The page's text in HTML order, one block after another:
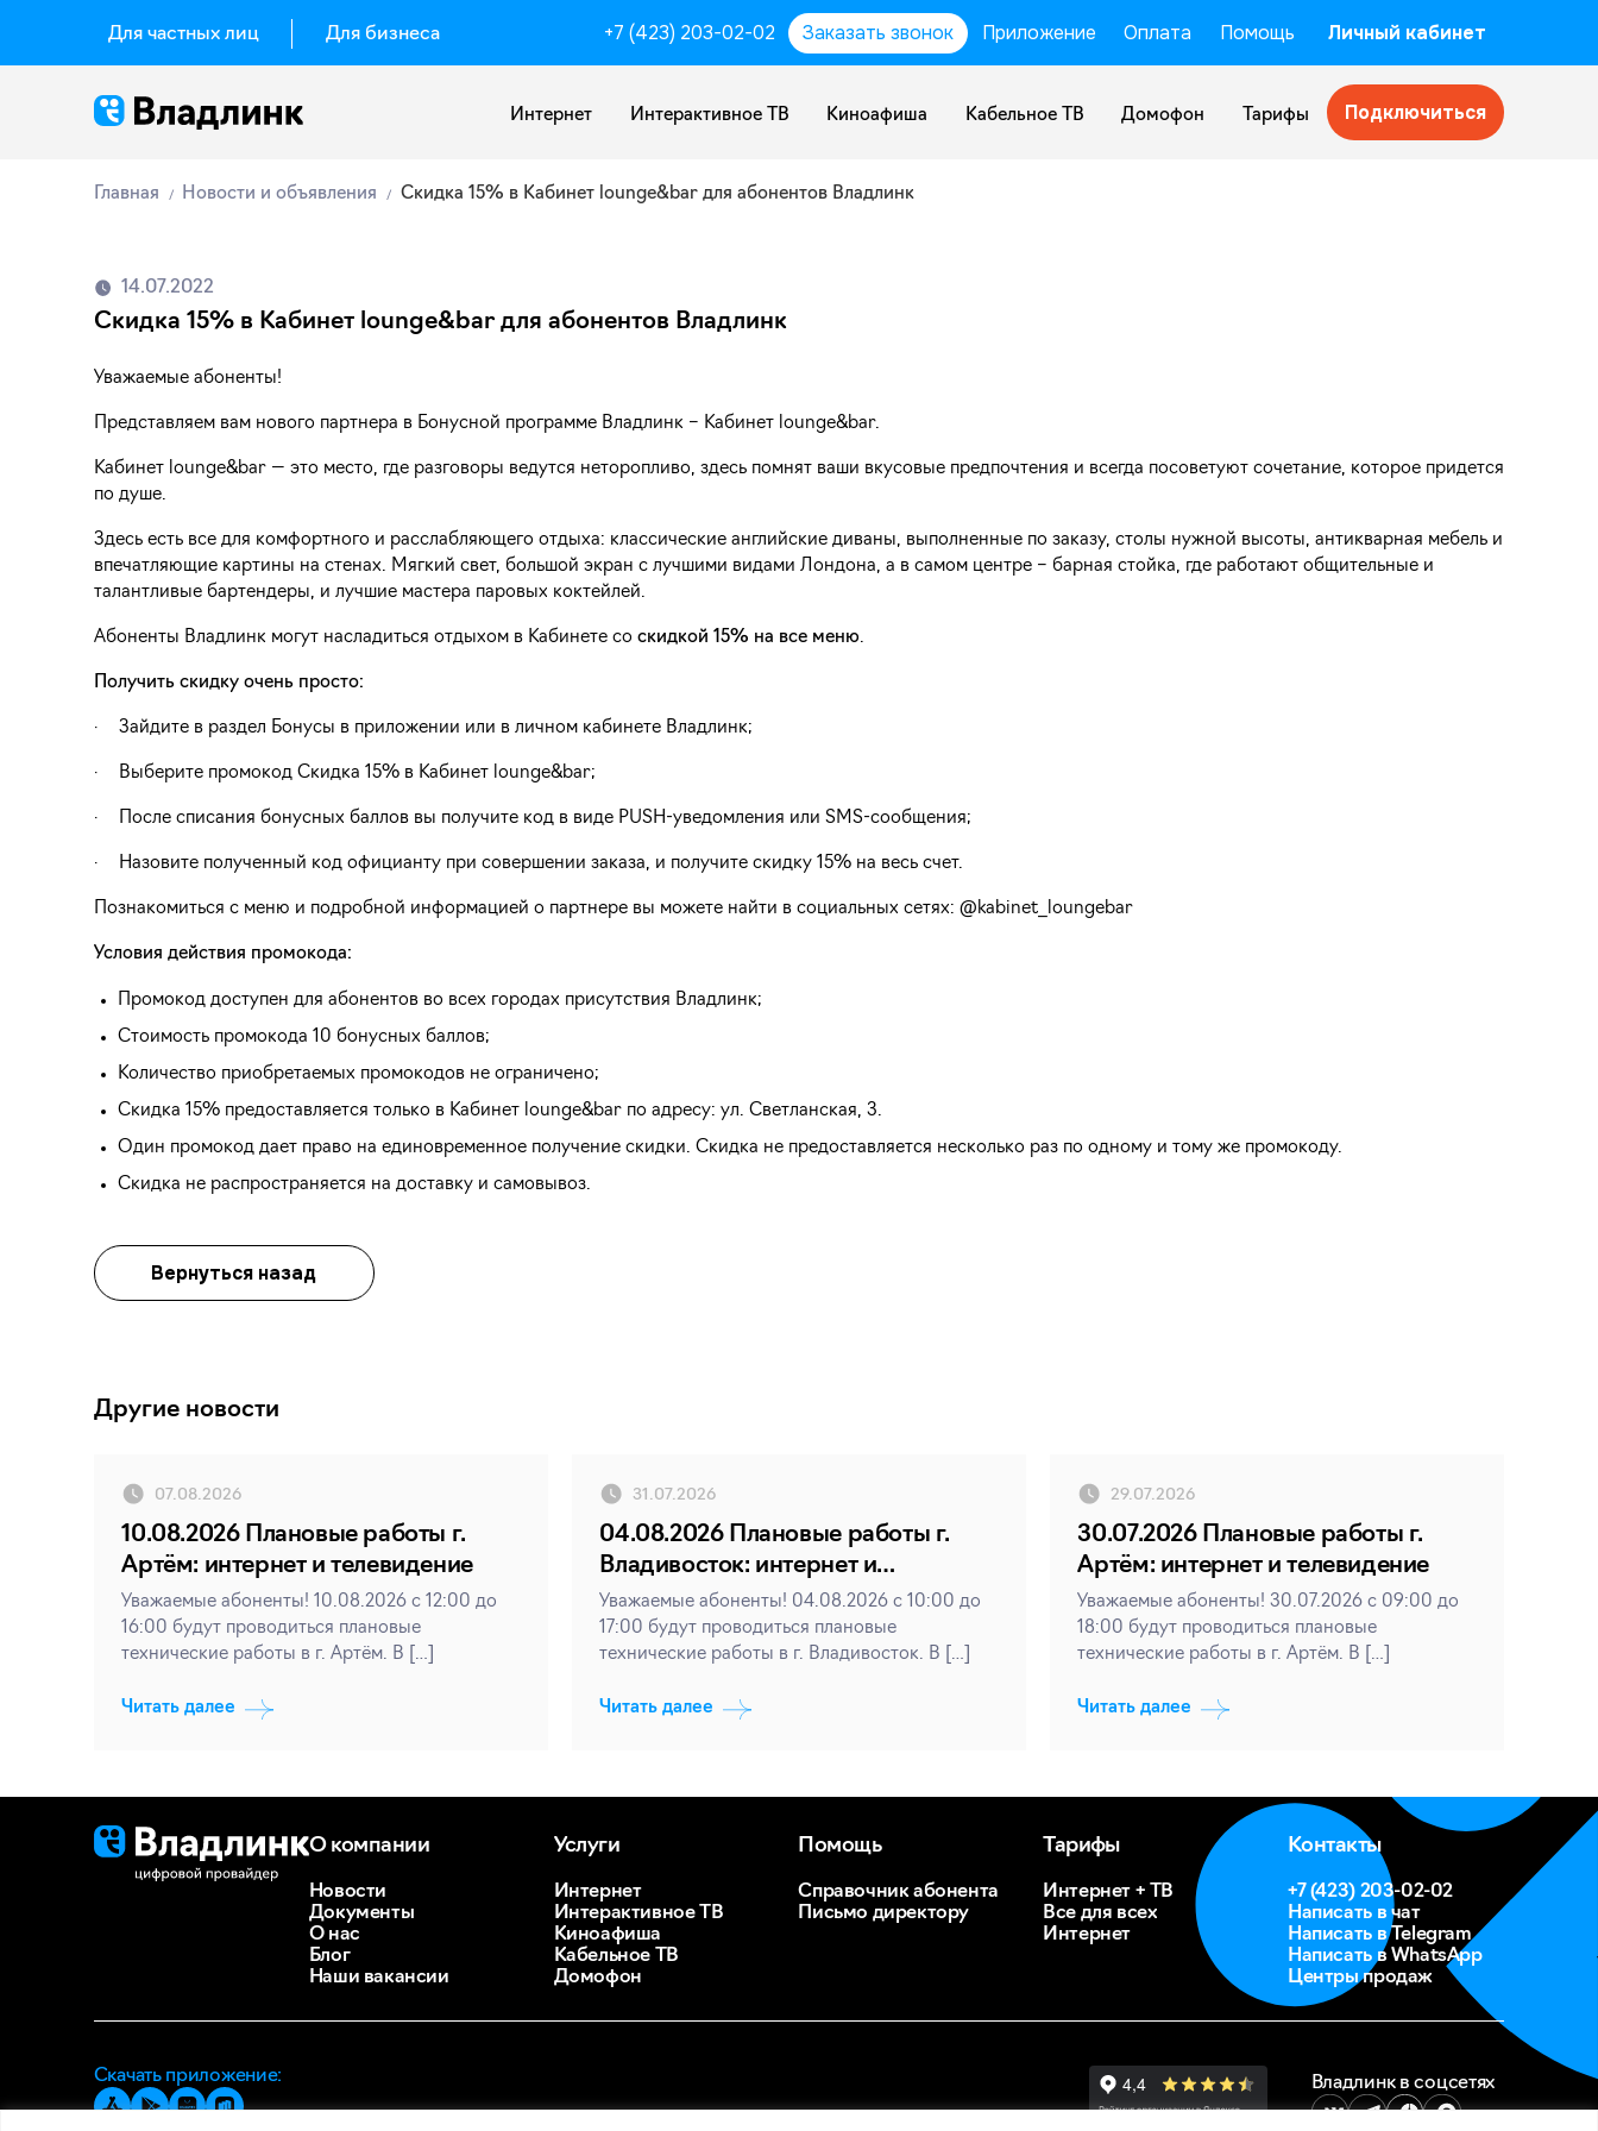
Для частных лиц Для бизнеса +7 (423) 203-02-02 Заказать звонок Приложение Оплата Помощь Личный кабинет
Интернет Интерактивное ТВ Киноафиша Кабельное ТВ Домофон Тарифы Подключиться
Главная Новости и объявления Скидка 15% в Кабинет lounge&bar для абонентов Владлинк
14.07.2022
Скидка 15% в Кабинет lounge&bar для абонентов Владлинк
Уважаемые абоненты!
Представляем вам нового партнера в Бонусной программе Владлинк – Кабинет lounge&bar.
Кабинет lounge&bar — это место, где разговоры ведутся неторопливо, здесь помнят ваши вкусовые предпочтения и всегда посоветуют сочетание, которое придется
по душе.
Здесь есть все для комфортного и расслабляющего отдыха: классические английские диваны, выполненные по заказу, столы нужной высоты, антикварная мебель и
впечатляющие картины на стенах. Мягкий свет, большой экран с лучшими видами Лондона, а в самом центре – барная стойка, где работают общительные и
талантливые бартендеры, и лучшие мастера паровых коктейлей.
Абоненты Владлинк могут насладиться отдыхом в Кабинете со скидкой 15% на все меню.
Получить скидку очень просто:
· Зайдите в раздел Бонусы в приложении или в личном кабинете Владлинк;
· Выберите промокод Скидка 15% в Кабинет lounge&bar;
· После списания бонусных баллов вы получите код в виде PUSH-уведомления или SMS-сообщения;
· Назовите полученный код официанту при совершении заказа, и получите скидку 15% на весь счет.
Познакомиться с меню и подробной информацией о партнере вы можете найти в социальных сетях: @kabinet_loungebar
Условия действия промокода:
Промокод доступен для абонентов во всех городах присутствия Владлинк;
Стоимость промокода 10 бонусных баллов;
Количество приобретаемых промокодов не ограничено;
Скидка 15% предоставляется только в Кабинет lounge&bar по адресу: ул. Светланская, 3.
Один промокод дает право на единовременное получение скидки. Скидка не предоставляется несколько раз по одному и тому же промокоду.
Скидка не распространяется на доставку и самовывоз.
Вернуться назад
Другие новости
07.08.2026
10.08.2026 Плановые работы г.
Артём: интернет и телевидение
Уважаемые абоненты! 10.08.2026 с 12:00 до
16:00 будут проводиться плановые
технические работы в г. Артём. В […]
Читать далее
31.07.2026
04.08.2026 Плановые работы г.
Владивосток: интернет и
телевидение
Уважаемые абоненты! 04.08.2026 с 10:00 до
17:00 будут проводиться плановые
технические работы в г. Владивосток. В […]
Читать далее
29.07.2026
30.07.2026 Плановые работы г.
Артём: интернет и телевидение
Уважаемые абоненты! 30.07.2026 с 09:00 до
18:00 будут проводиться плановые
технические работы в г. Артём. В […]
Читать далее
О компании
Новости
Документы
О нас
Блог
Наши вакансии
Услуги
Интернет
Интерактивное ТВ
Киноафиша
Кабельное ТВ
Домофон
Помощь
Справочник абонента
Письмо директору
Тарифы
Интернет + ТВ
Все для всех
Интернет
Контакты
+7 (423) 203-02-02
Написать в чат
Написать в Telegram
Написать в WhatsApp
Центры продаж
Скачать приложение: Владлинк в соцсетях